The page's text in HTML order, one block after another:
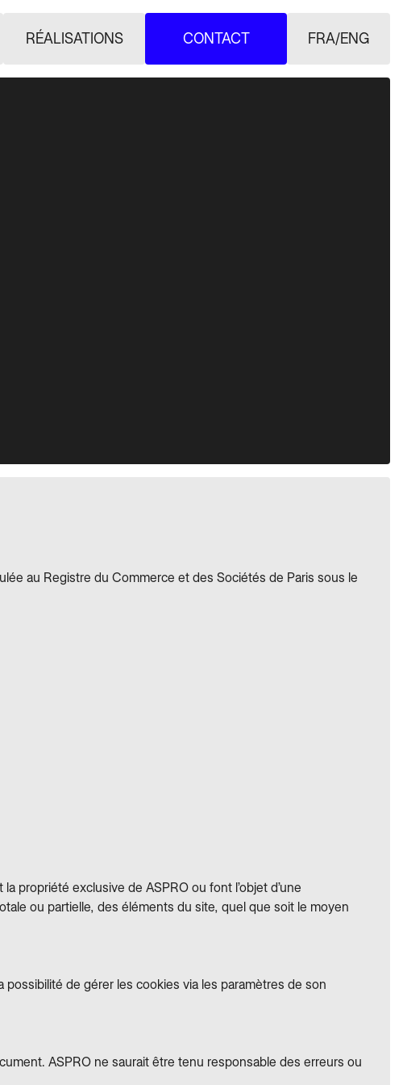
RÉALISATIONS CONTACT FRA/ENG
au Registre du Commerce et des Sociétés de Paris sous le
propriété exclusive de ASPRO ou font l’objet d’une
ou partielle, des éléments du site, quel que soit le moyen
possibilité de gérer les cookies via les paramètres de son
ASPRO ne saurait être tenu responsable des erreurs ou